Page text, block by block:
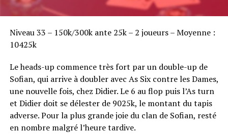
Niveau 33 – 150k/300k ante 25k – 2 joueurs – Moyenne :
10425k
Le heads-up commence très fort par un double-up de
Sofian, qui arrive à doubler avec As Six contre les Dames,
une nouvelle fois, chez Didier. Le 6 au flop puis l’As turn
et Didier doit se délester de 9025k, le montant du tapis
adverse. Pour la plus grande joie du clan de Sofian, resté
en nombre malgré l’heure tardive.